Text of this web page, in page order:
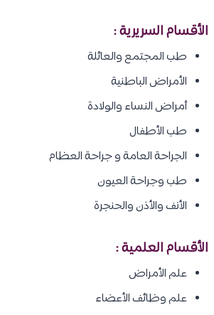
الأقسام السريرية :
طب المجتمع والعائلة
الأمراض الباطنية
أمراض النساء والولادة
طب الأطفال
الجراحة العامة و جراحة العظام
طب وجراحة العيون
الأنف والأذن والحنجرة
الأقسام العلمية :
علم الأمراض
علم وظائف الأعضاء